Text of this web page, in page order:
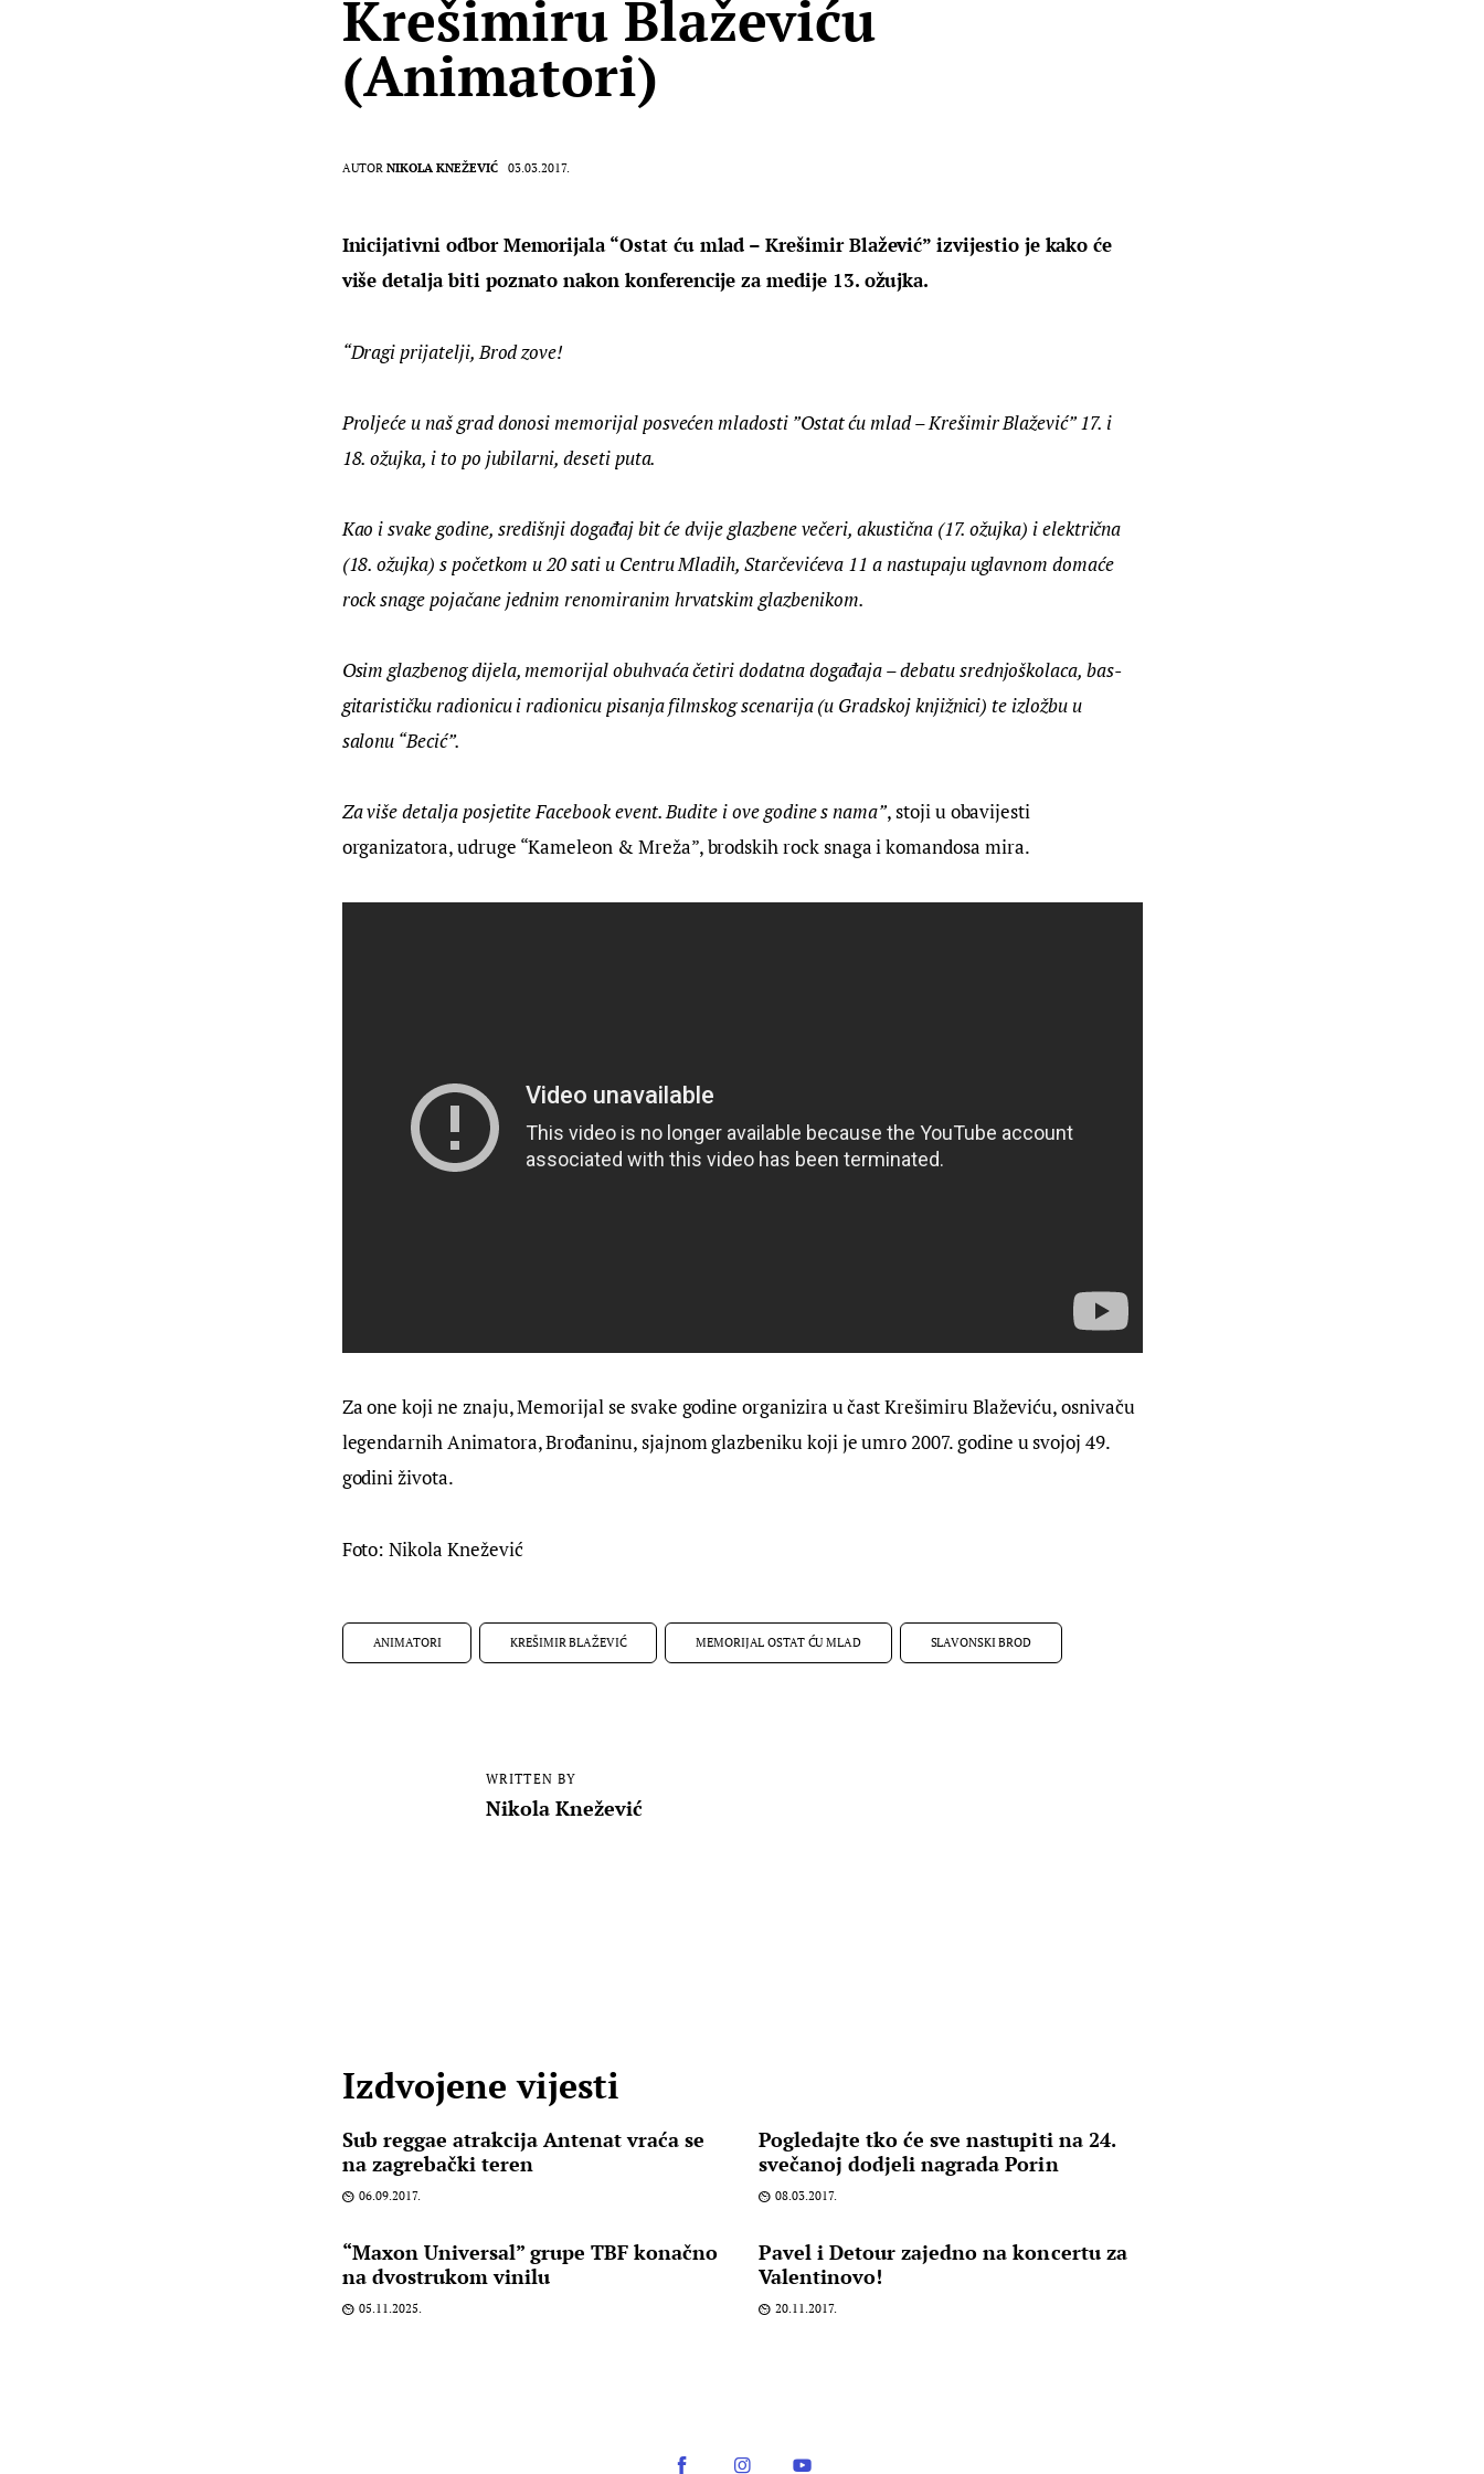
Krešimiru Blaževiću
(Animatori)
AUTOR NIKOLA KNEŽEVIĆ 03.03.2017.
Inicijativni odbor Memorijala “Ostat ću mlad – Krešimir Blažević” izvijestio je kako će
više detalja biti poznato nakon konferencije za medije 13. ožujka.
“Dragi prijatelji, Brod zove!
Proljeće u naš grad donosi memorijal posvećen mladosti ”Ostat ću mlad – Krešimir Blažević” 17. i
18. ožujka, i to po jubilarni, deseti puta.
Kao i svake godine, središnji događaj bit će dvije glazbene večeri, akustična (17. ožujka) i električna
(18. ožujka) s početkom u 20 sati u Centru Mladih, Starčevićeva 11 a nastupaju uglavnom domaće
rock snage pojačane jednim renomiranim hrvatskim glazbenikom.
Osim glazbenog dijela, memorijal obuhvaća četiri dodatna događaja – debatu srednjoškolaca, bas-
gitarističku radionicu i radionicu pisanja filmskog scenarija (u Gradskoj knjižnici) te izložbu u
salonu “Becić”.
Za više detalja posjetite Facebook event. Budite i ove godine s nama”, stoji u obavijesti
organizatora, udruge “Kameleon & Mreža”, brodskih rock snaga i komandosa mira.
Za one koji ne znaju, Memorijal se svake godine organizira u čast Krešimiru Blaževiću, osnivaču
legendarnih Animatora, Brođaninu, sjajnom glazbeniku koji je umro 2007. godine u svojoj 49.
godini života.
Foto: Nikola Knežević
ANIMATORI KREŠIMIR BLAŽEVIĆ MEMORIJAL OSTAT ĆU MLAD SLAVONSKI BROD
WRITTEN BY
Nikola Knežević
Izdvojene vijesti
Sub reggae atrakcija Antenat vraća se
na zagrebački teren
06.09.2017.
Pogledajte tko će sve nastupiti na 24.
svečanoj dodjeli nagrada Porin
08.03.2017.
“Maxon Universal” grupe TBF konačno
na dvostrukom vinilu
05.11.2025.
Pavel i Detour zajedno na koncertu za
Valentinovo!
20.11.2017.